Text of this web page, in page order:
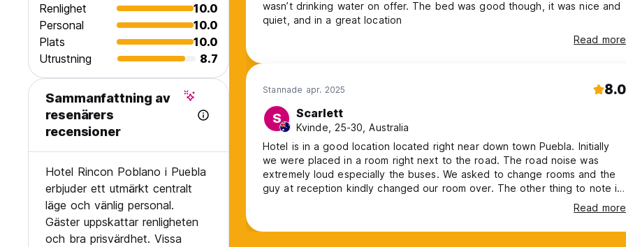
Renlighet
10.0
Personal
10.0
Plats
10.0
Utrustning
8.7
Sammanfattning av
resenärers
recensioner
Hotel Rincon Poblano i Puebla
erbjuder ett utmärkt centralt
läge och vänlig personal.
Gäster uppskattar renligheten
och bra prisvärdhet. Vissa
wasn’t drinking water on offer. The bed was good though, it was nice and
quiet, and in a great location
Read more
Stannade apr. 2025 8.0
S Scarlett
Kvinde, 25-30, Australia
Hotel is in a good location located right near down town Puebla. Initially
we were placed in a room right next to the road. The road noise was
extremely loud especially the buses. We asked to change rooms and the
guy at reception kindly changed our room over. The other thing to note is
that the hotel hits you with tax fees when you pay at reception so beRead more